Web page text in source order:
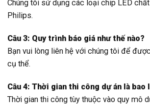
Chúng tôi sử dụng các loại chip LED
Philips.
Câu 3: Quy trình báo giá như thế nào?
Bạn vui lòng liên hệ với chúng tôi để
cụ thể.
Câu 4: Thời gian thi công dự án là bao
Thời gian thi công tùy thuộc vào quy mô